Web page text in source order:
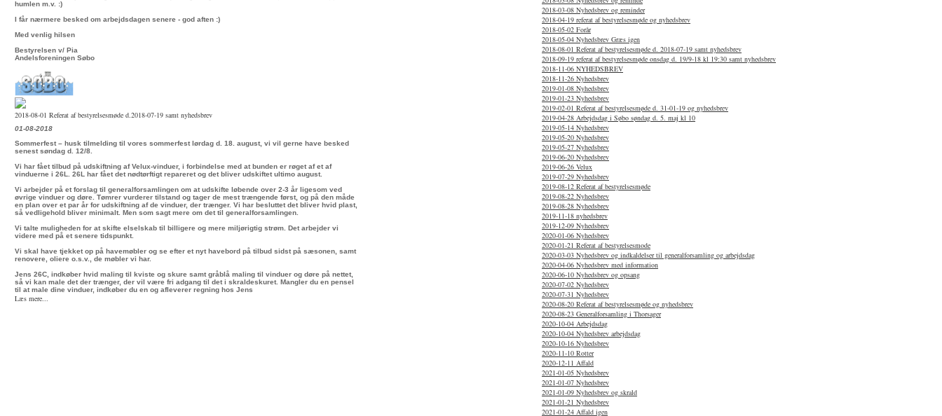
humlen m.v. :)
I får nærmere besked om arbejdsdagen senere - god aften :)
Med venlig hilsen
Bestyrelsen v/ Pia
Andelsforeningen Søbo
2018-08-01 Referat af bestyrelsesmøde d.2018-07-19 samt nyhedsbrev
01-08-2018
Sommerfest – husk tilmelding til vores sommerfest lørdag d. 18. august, vi vil gerne have besked
senest søndag d. 12/8.
Vi har fået tilbud på udskiftning af Velux-vinduer, i forbindelse med at bunden er røget af et af
vinduerne i 26L. 26L har fået det nødtørftigt repareret og det bliver udskiftet ultimo august.
Vi arbejder på et forslag til generalforsamlingen om at udskifte løbende over 2-3 år ligesom ved
øvrige vinduer og døre. Tømrer vurderer tilstand og tager de mest trængende først, og på den måde
en plan over et par år for udskiftning af de vinduer, der trænger. Vi har besluttet det bliver hvid plast,
så vedligehold bliver minimalt. Men som sagt mere om det til generalforsamlingen.
Vi talte muligheden for at skifte elselskab til billigere og mere miljørigtig strøm. Det arbejder vi
videre med på et senere tidspunkt.
Vi skal have tjekket op på havemøbler og se efter et nyt havebord på tilbud sidst på sæsonen, samt
renovere, oliere o.s.v., de møbler vi har.
Jens 26C, indkøber hvid maling til kviste og skure samt gråblå maling til vinduer og døre på nettet,
så vi kan male det der trænger, der vil være fri adgang til det i skraldeskuret. Mangler du en pensel
til at male dine vinduer, indkøber du en og afleverer regning hos Jens
Læs mere...
2018-03-08 Nyhedsbrev og reminder
2018-04-19 referat af bestyrelsesmøde og nyhedsbrev
2018-05-02 Forår
2018-05-04 Nyhedsbrev Græs igen
2018-08-01 Referat af bestyrelsesmøde d. 2018-07-19 samt nyhedsbrev
2018-09-19 referat af bestyrelsesmøde onsdag d. 19/9-18 kl 19:30 samt nyhedsbrev
2018-11-06 NYHEDSBREV
2018-11-26 Nyhedsbrev
2019-01-08 Nyhedsbrev
2019-01-23 Nyhedsbrev
2019-02-01 Referat af bestyrelsesmøde d. 31-01-19 og nyhedsbrev
2019-04-28 Arbejdsdag i Søbo søndag d. 5. maj kl 10
2019-05-14 Nyhedsbrev
2019-05-20 Nyhedsbrev
2019-05-27 Nyhedsbrev
2019-06-20 Nyhedsbrev
2019-06-26 Velux
2019-07-29 Nyhedsbrev
2019-08-12 Referat af bestyrelsesmøde
2019-08-22 Nyhedsbrev
2019-08-28 Nyhedsbrev
2019-11-18 nyhedsbrev
2019-12-09 Nyhedsbrev
2020-01-06 Nyhedsbrev
2020-01-21 Referat af bestyrelsesmode
2020-03-03 Nyhedsbrev og indkaldelser til generalforsamling og arbejdsdag
2020-04-06 Nyhedsbrev med information
2020-06-10 Nyhedsbrev og opsang
2020-07-02 Nyhedsbrev
2020-07-31 Nyhedsbrev
2020-08-20 Referat af bestyrelsesmøde og nyhedsbrev
2020-08-23 Generalforsamling i Thorsager
2020-10-04 Arbejdsdag
2020-10-04 Nyhedsbrev arbejdsdag
2020-10-16 Nyhedsbrev
2020-11-10 Rotter
2020-12-11 Affald
2021-01-05 Nyhedsbrev
2021-01-07 Nyhedsbrev
2021-01-09 Nyhedsbrev og skrald
2021-01-21 Nyhedsbrev
2021-01-24 Affald igen